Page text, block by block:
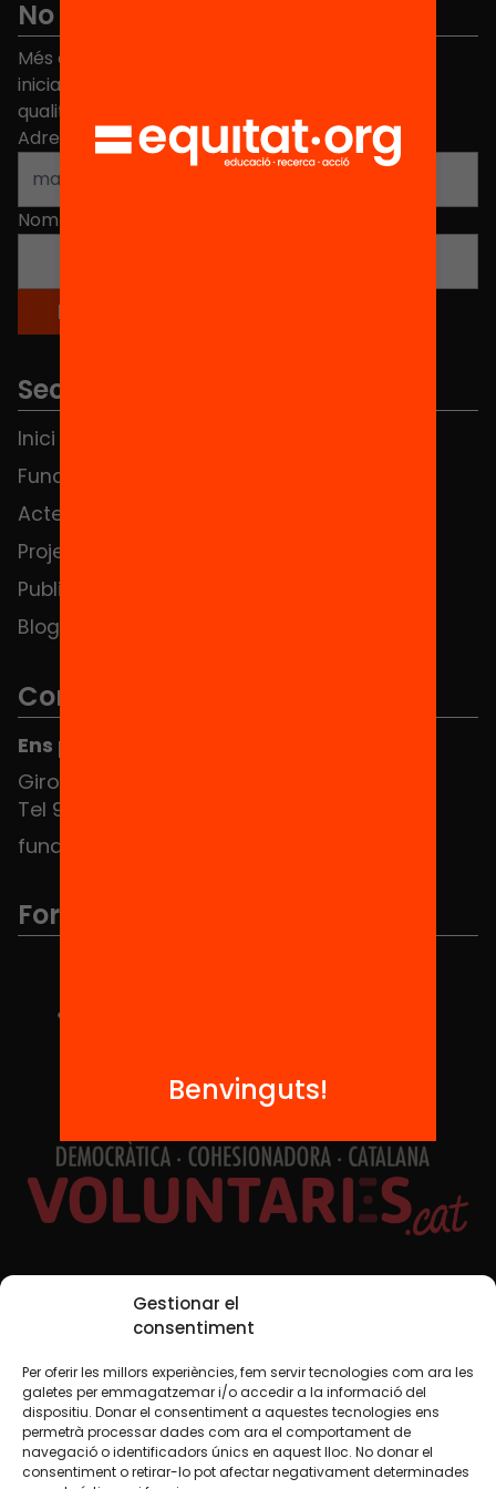
Gestionar el
consentiment
Per oferir les millors experiències, fem servir tecnologies com ara les
galetes per emmagatzemar i/o accedir a la informació del
dispositiu. Donar el consentiment a aquestes tecnologies ens
permetrà processar dades com ara el comportament de
navegació o identificadors únics en aquest lloc. No donar el
consentiment o retirar-lo pot afectar negativament determinades
No et perdis res
Més de 40.000 persones ja han triat Equitat. Rep
iniciatives, propostes i projectes per millorar la
qualitat de l'educació a Catalunya.
Adreça electrònica
Nom
Seccions
Inici
Fundació
Actes
Projectes
Publicacions i vídeos
Blog
Contacte
Ens pots trobar al Hub Social
Girona 34, interior 08010 Barcelona
Tel 934 588 700
fundacio@equitat.org
Formem part de...
Xarxes Socials
TWT YTB IG FB IN
Avís legalPolítica de cookies
Benvinguts!